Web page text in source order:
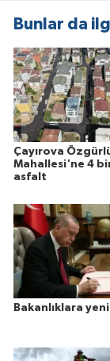
Bunlar da
Çayırova
Mahallesi'ne 4
asfalt
Bakanlıklara